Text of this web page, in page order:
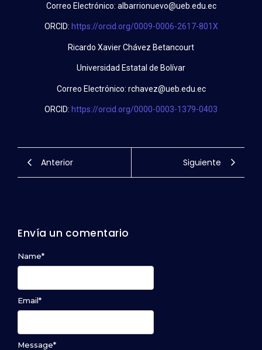
Correo Electrónico: albarrionuevo@ueb.edu.ec
ORCID: https://orcid.org/0009-0006-2617-801X
Ricardo Xavier Chávez Betancourt
Universidad Estatal de Bolívar
Correo Electrónico: rchavez@ueb.edu.ec
ORCID: https://orcid.org/0000-0003-1379-0403
Anterior Siguiente
Envía un comentario
Message*
Name*
Email*